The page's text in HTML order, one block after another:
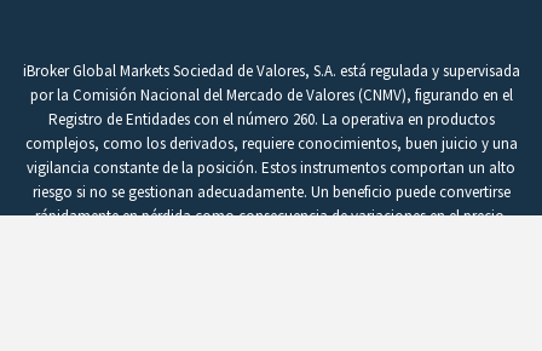
iBroker Global Markets Sociedad de Valores, S.A. está regulada y supervisada
por la Comisión Nacional del Mercado de Valores (CNMV), figurando en el
Registro de Entidades con el número 260. La operativa en productos
complejos, como los derivados, requiere conocimientos, buen juicio y una
vigilancia constante de la posición. Estos instrumentos comportan un alto
riesgo si no se gestionan adecuadamente. Un beneficio puede convertirse
rápidamente en pérdida como consecuencia de variaciones en el precio.